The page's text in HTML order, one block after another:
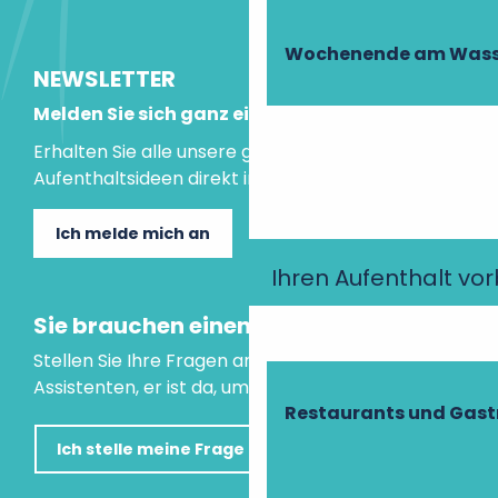
Wochenende am
Ihren Aufenthalt
Restaurants und
NEWSLETTER
Melden Sie sich ganz einfach an!
Erhalten Sie alle unsere guten Tipps und
Aufenthaltsideen direkt in Ihre Mailbox.
Ich melde mich an
Sie brauchen einen Rat?
Stellen Sie Ihre Fragen an unseren virtuellen
Assistenten, er ist da, um Ihnen zu helfen.
Ich stelle meine Frage